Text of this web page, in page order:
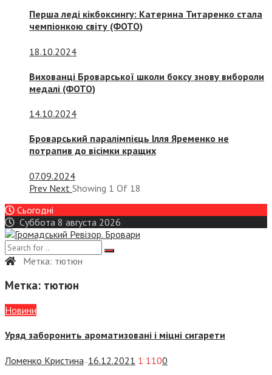
Перша леді кікбоксингу: Катерина Титаренко стала
чемпіонкою світу (ФОТО)
18.10.2024
Вихованці Броварської школи боксу знову вибороли
медалі (ФОТО)
14.10.2024
Броварський паралімпієць Ілля Яременко не
потрапив до вісімки кращих
07.09.2024
Prev Next Showing 1 Of 18
Сьогодні
Суббота 8 августа 2026
Метка: тютюн
Метка: тютюн
Новини
Уряд заборонить ароматизовані і міцні сигарети
Ломенко Кристина — 16.12.2021 1 1100